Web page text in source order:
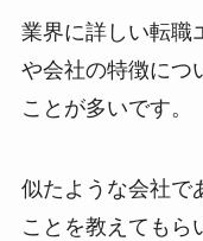
業界に詳しい転職
や会社の特徴につ
ことが多いです。
似たような会社で
ことを教えてもら